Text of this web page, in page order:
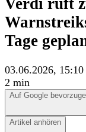
Verdi ruft
Tage
03.06.2026,
2 min
Auf Google Auf
Artikel anhören
Anhören